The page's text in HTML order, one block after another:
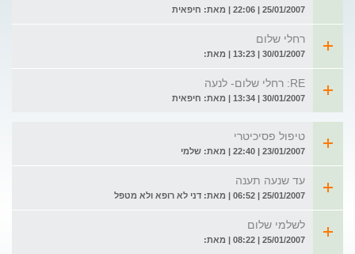
25/01/2007 | 22:06 | מאת: חיפאית
רחלי שלום
30/01/2007 | 13:23 | מאת:
RE: רחלי שלום- לנעה
30/01/2007 | 13:34 | מאת: חיפאית
טיפול פסיכיטרי
23/01/2007 | 22:40 | מאת: שלמי
עד שנעה תענה
25/01/2007 | 06:52 | מאת: דני לא רופא ולא מטפל
לשלמי שלום
25/01/2007 | 08:22 | מאת: